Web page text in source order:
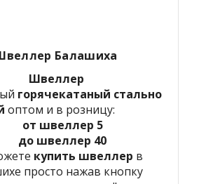
Балашиха
Швеллер
горячекатаный стально
оптом и в розницу:
от швеллер 5
до швеллер 40
купить швеллер в
просто нажав кнопку